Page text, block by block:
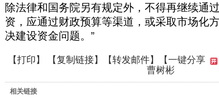
除法律和国务院另有规定外，不得再继续通
资，应通过财政预算等渠道，或采取市场化
决建设资金问题。”
【打印】 【复制链接】【转发邮件】【一键分享
曹树彬
相关链接